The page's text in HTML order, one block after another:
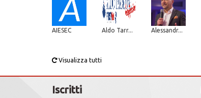
AIESEC Aldo Tarr... Alessandr...
Visualizza tutti
Iscritti